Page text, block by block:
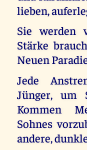
lieben,
Sie werden
Stärke
Neuen
Jede
Jünger, um
Kommen
Sohnes
andere,